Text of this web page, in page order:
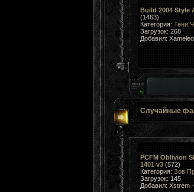
Build 2004 Style
(1463)
Категория: Тени
Загрузок: 268
Добавил:
Случайные
PCFM Oblivion
1401 v3(572)
Категория: Зов
Загрузок: 145
Добавил: Xstrem